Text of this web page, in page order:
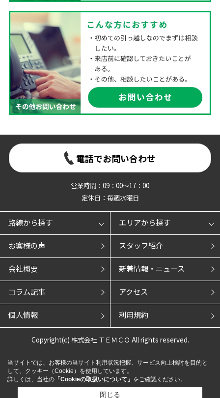
電話でお問い合わせ
営業時間：09：00～17：00
定休日：毎週水曜日
路線から探す エリアから探す
お客様の声 スタッフ紹介
会社概要 新着情報・ニュース
コラム記事 アクセス
個人情報 利用規約
Copyright(c) 株式会社 ＴＥＭＣＯ All rights reserved.
当サイトでは、お客様の当サイト利用状況把握、サービス向上検討を目的と
して、クッキー（Cookie）を使用しています。
詳しくは、当社の 「Cookieの取扱いについて」 をご確認ください。
閉じる